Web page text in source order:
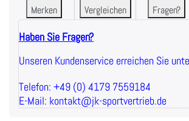
Merken Vergleichen Fragen?
Haben Sie Fragen?
Unseren Kundenservice erreichen Sie
Telefon: +49 (0) 4179 7559184
E-Mail: kontakt@jk-sportvertrieb.de